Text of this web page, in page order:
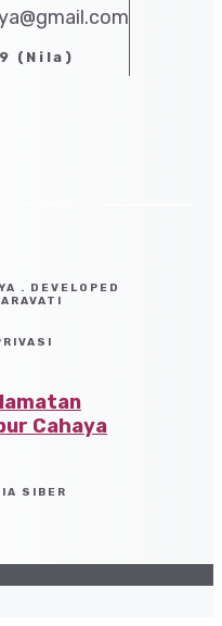
(Nila)
. DEVELOPED
Cahaya
SIBER